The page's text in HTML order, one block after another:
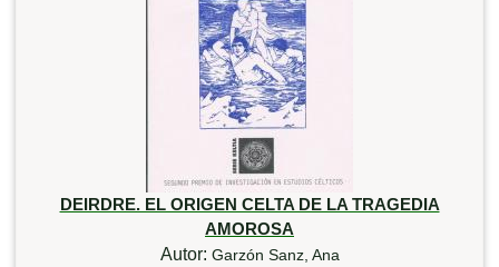
DEIRDRE. EL ORIGEN CELTA DE LA TRAGEDIA
AMOROSA
Autor: Garzón Sanz, Ana